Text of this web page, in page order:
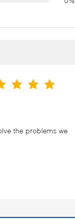
the problems we